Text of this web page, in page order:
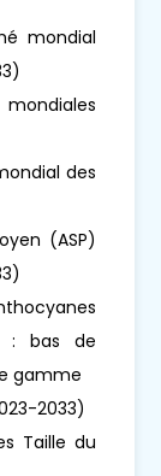
mondial
des
(ASP)
: bas de
gamme
2033)
Taille du